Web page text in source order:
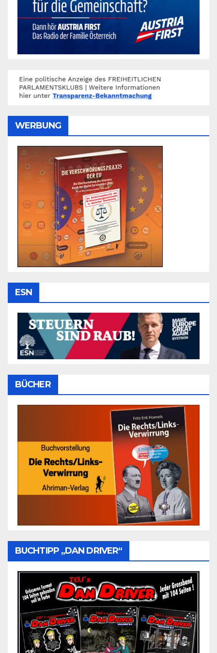
WERBUNG
ESN
BÜCHER
BUCHTIPP „DAN DRIVER“